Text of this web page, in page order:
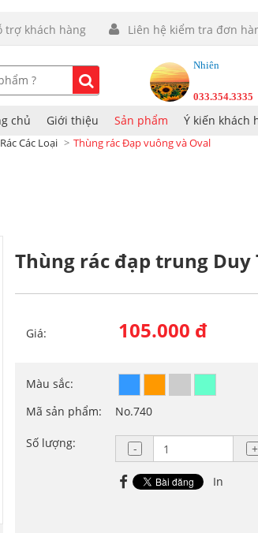
trợ khách hàng Liên hệ kiểm tra đơn
Nhiên
033.354.3335
chủ Giới thiệu Sản phẩm Ý kiến khách
Các Loại Thùng rác Đạp vuông và Oval
Thùng rác đạp trung Duy
Giá: 105.000 đ
Màu sắc:
Mã sản phẩm:
No.740
Số lượng:
In